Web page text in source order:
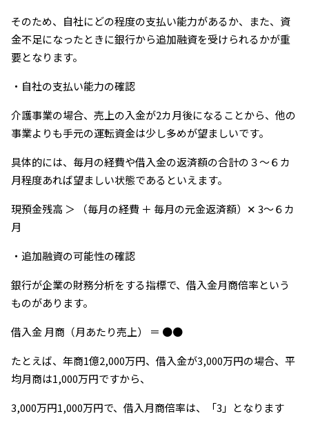
そのため、自社にどの程度の支払い能力があるか、また、資
金不足になったときに銀行から追加融資を受けられるかが重
要となります。
・自社の支払い能力の確認
介護事業の場合、売上の入金が2カ月後になることから、他の
事業よりも手元の運転資金は少し多めが望ましいです。
具体的には、毎月の経費や借入金の返済額の合計の３〜６カ
月程度あれば望ましい状態であるといえます。
現預金残高 ＞ （毎月の経費 ＋ 毎月の元金返済額）✕ 3～６カ
月
・追加融資の可能性の確認
銀行が企業の財務分析をする指標で、借入金月商倍率という
ものがあります。
借入金 月商（月あたり売上） ＝ ●●
たとえば、年商1億2,000万円、借入金が3,000万円の場合、平
均月商は1,000万円ですから、
3,000万円1,000万円で、借入月商倍率は、「3」となります